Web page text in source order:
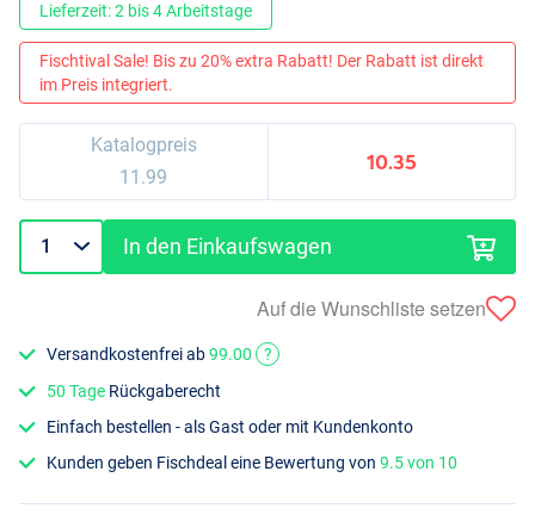
Lieferzeit: 2 bis 4 Arbeitstage
Fischtival Sale! Bis zu 20% extra Rabatt! Der Rabatt ist direkt
im Preis integriert.
Katalogpreis
11.99
10.35
In den Einkaufswagen
Auf die Wunschliste setzen
Versandkostenfrei ab99.00
?
50 Tage Rückgaberecht
Einfach bestellen - als Gast oder mit Kundenkonto
Kunden geben Fischdeal eine Bewertung von9.5 von 10